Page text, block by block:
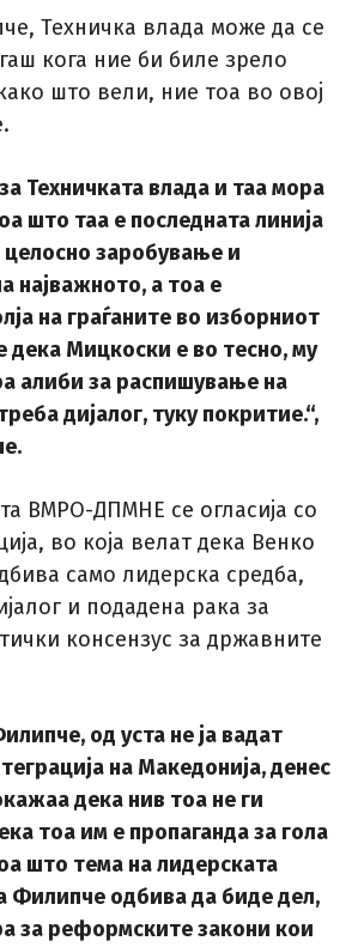
Техничка влада може да се
кога ние би биле зрело
што вели, ние тоа во овој
Техничката влада и таа мора
што таа е последната линија
заробување и
најважното, а тоа е
на граѓаните во изборниот
дека Мицкоски е во тесно, му
алиби за распишување на
дијалог, туку покритие.“,
ВМРО-ДПМНЕ се огласија со
во која велат дека Венко
само лидерска средба,
и подадена рака за
консензус за државните
од уста не ја вадат
на Македонија, денес
дека нив тоа не ги
тоа им е пропаганда за гола
што тема на лидерската
Филипче одбива да биде дел,
за реформските закони кои